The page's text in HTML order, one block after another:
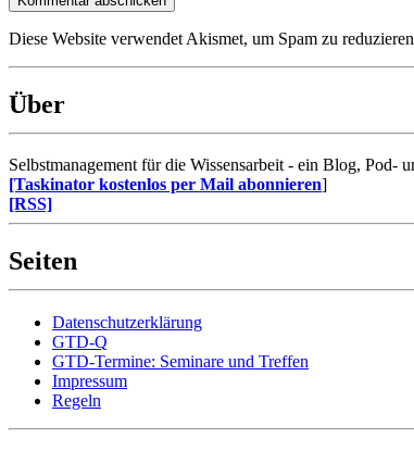
Diese Website verwendet Akismet, um Spam zu
Über
Selbstmanagement für die Wissensarbeit - ein Blog, Pod-
[Taskinator kostenlos per Mail abonnieren]
[RSS]
Seiten
Datenschutzerklärung
GTD-Q
GTD-Termine: Seminare und Treffen
Impressum
Regeln